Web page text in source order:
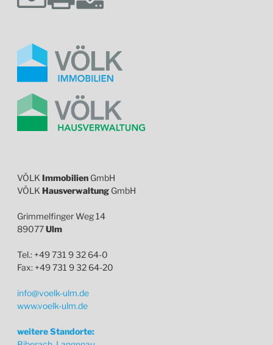
VÖLK Immobilien GmbH
VÖLK Hausverwaltung GmbH
Grimmelfinger Weg 14
89077Ulm
Tel.: +49 731 9 32 64-0
Fax: +49 731 9 32 64-20
info@voelk-ulm.de
www.voelk-ulm.de
weitere Standorte: